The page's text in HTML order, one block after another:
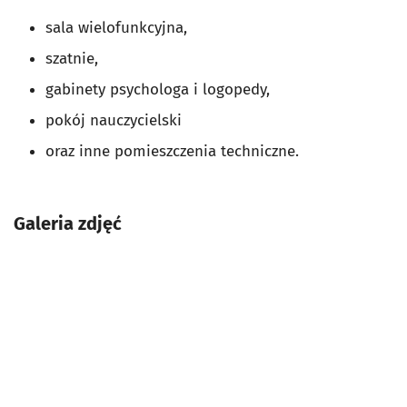
sala wielofunkcyjna,
szatnie,
gabinety psychologa i logopedy,
pokój nauczycielski
oraz inne pomieszczenia techniczne.
Galeria zdjęć